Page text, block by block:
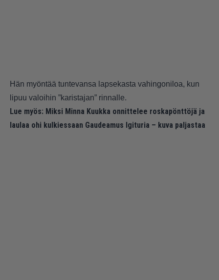
Hän myöntää tuntevansa lapsekasta vahingoniloa, kun
lipuu valoihin ”karistajan” rinnalle.
Lue myös: Miksi Minna Kuukka onnittelee roskapönttöjä ja
laulaa ohi kulkiessaan Gaudeamus Igituria – kuva paljastaa